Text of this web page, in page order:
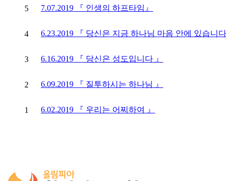
5 7.07.2019 『 인생의 하프타임』
4 6.23.2019 『 당신은 지금 하나님 마음 안에 있습니다
3 6.16.2019 『 당신은 성도입니다 』
2 6.09.2019 『 질투하시는 하나님 』
1 6.02.2019 『 우리는 어찌하여 』